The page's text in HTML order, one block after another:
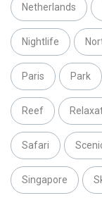
Netherlands
Nightlife
Paris Park
Reef
Safari
Singapore